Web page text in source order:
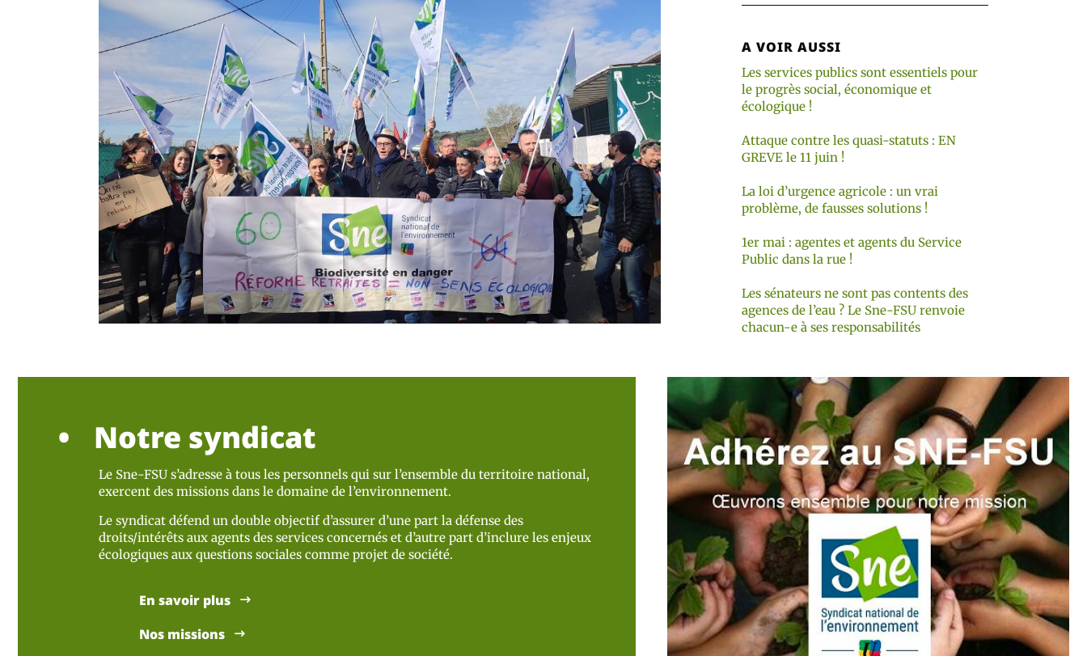
A VOIR AUSSI
Les services publics sont essentiels pour
le progrès social, économique et
écologique !
Attaque contre les quasi-statuts : EN
GREVE le 11 juin !
La loi d’urgence agricole : un vrai
problème, de fausses solutions !
1er mai : agentes et agents du Service
Public dans la rue !
Les sénateurs ne sont pas contents des
agences de l’eau ? Le Sne-FSU renvoie
chacun-e à ses responsabilités
Notre syndicat
Le Sne-FSU s’adresse à tous les personnels qui sur l’ensemble du territoire national,
exercent des missions dans le domaine de l’environnement.
Le syndicat défend un double objectif d’assurer d’une part la défense des
droits/intérêts aux agents des services concernés et d’autre part d’inclure les enjeux
écologiques aux questions sociales comme projet de société.
En savoir plus
Nos missions